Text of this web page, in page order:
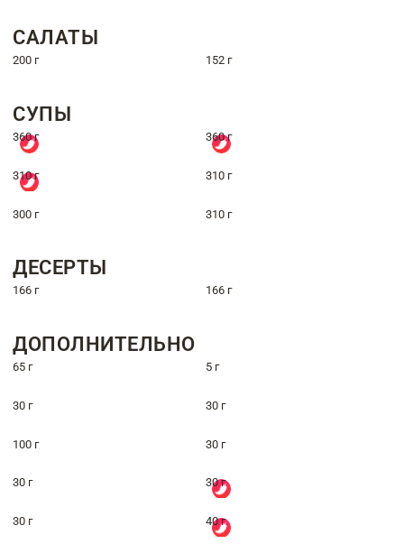
САЛАТЫ
200 г 152 г
СУПЫ
360 г 360 г
310 г 310 г
300 г 310 г
ДЕСЕРТЫ
166 г 166 г
ДОПОЛНИТЕЛЬНО
65 г 5 г
30 г 30 г
100 г 30 г
30 г 30 г
30 г 40 г